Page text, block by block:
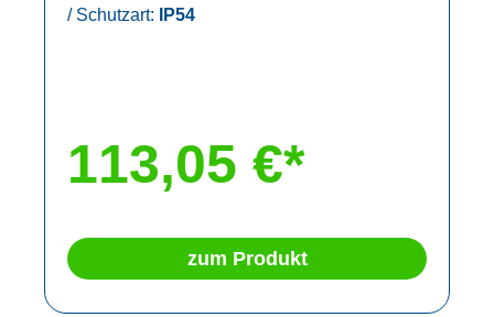
/Schutzart: IP54
113,05 €*
zum Produkt